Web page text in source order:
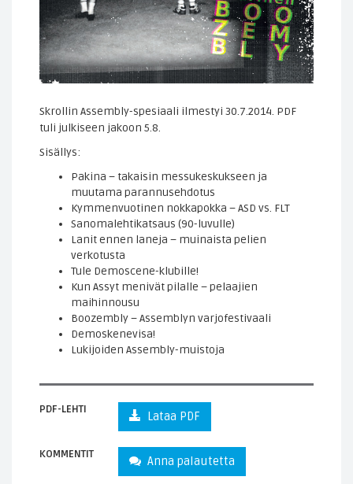
Skrollin Assembly-spesiaali ilmestyi 30.7.2014. PDF
tuli julkiseen jakoon 5.8.
Sisällys:
Pakina – takaisin messukeskukseen ja
muutama parannusehdotus
Kymmenvuotinen nokkapokka – ASD vs. FLT
Sanomalehtikatsaus (90-luvulle)
Lanit ennen laneja – muinaista pelien
verkotusta
Tule Demoscene-klubille!
Kun Assyt menivät pilalle – pelaajien
maihinnousu
Boozembly – Assemblyn varjofestivaali
Demoskenevisa!
Lukijoiden Assembly-muistoja
PDF-LEHTI Lataa PDF
KOMMENTIT Anna palautetta